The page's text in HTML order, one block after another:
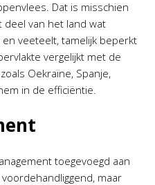
Dat is misschien
deel van het land wat
veeteelt, tamelijk beperkt
vergelijkt met de
Oekraïne, Spanje,
in de efficiëntie.
toegevoegd aan
maar